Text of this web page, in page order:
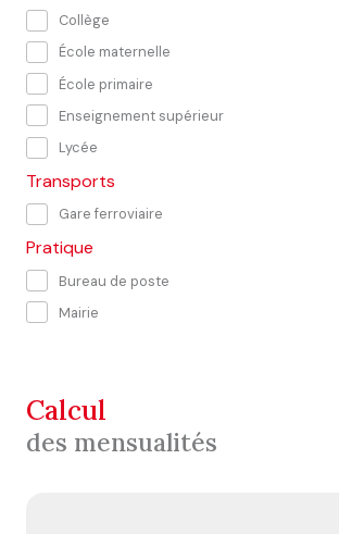
Collège
École maternelle
École primaire
Enseignement supérieur
Lycée
Transports
Gare ferroviaire
Pratique
Bureau de poste
Mairie
calcul
des mensualités